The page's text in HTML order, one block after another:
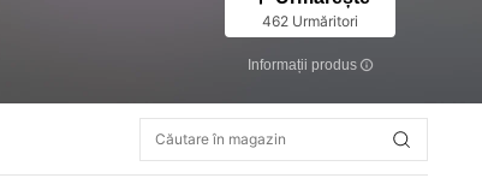
462 Urmăritori
Informații produs